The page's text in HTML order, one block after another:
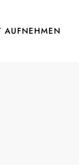
AUFNEHMEN